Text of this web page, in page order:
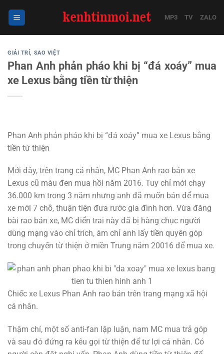
MP3 TV ZALO
GIẢI TRÍ, SAO VIỆT
Phan Anh phản pháo khi bị “đá xoáy” mua
xe Lexus bằng tiền từ thiện
Phan Anh phản pháo khi bị “đá xoáy” mua xe Lexus bằng
tiền từ thiện
Mới đây, trên trang cá nhân, MC Phan Anh rao bán xe
Lexus cũ màu đen mua hồi năm 2016. Tuy chỉ mới chạy
36.000 km trong 3 năm nhưng anh đã muốn bán để mua
xe mới 7 chỗ, thuận tiện đưa rước gia đình hơn. Vừa đăng
bài rao bán xe, MC điển trai này đã bị hàng chục người
dùng mạng vào chỉ trích, ám chỉ anh lấy tiền quyên góp
trong chuyến từ thiện ở miền Trung năm 20016 để mua xe.
Chiếc xe Lexus Phan Anh rao bán trên trang mạng xã hội
cá nhân.
Thậm chí, một số anti-fan lập luận, nam MC mua trả góp
và sau đó đứng ra kêu gọi từ thiện để tư lợi cá nhân. Có